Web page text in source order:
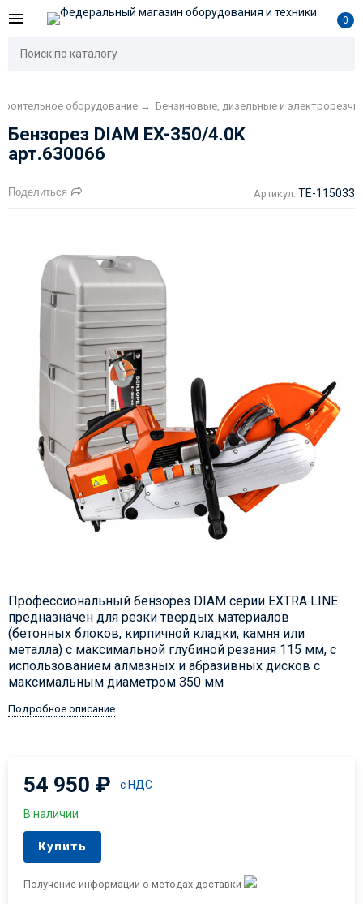
0
оборудование → Бензиновые, дизельные и
Бензорез DIAM EX-350/4.0K
арт.630066
Поделиться Артикул: TE-115033
​Профессиональный бензорез DIAM серии EXTRA LINE
предназначен для резки твердых материалов
(бетонных блоков, кирпичной кладки, камня или
металла) c максимальной глубиной резания 115 мм, с
использованием алмазных и абразивных дисков с
максимальным диаметром 350 мм
Подробное описание
54 950₽ с НДС
В наличии
Купить
Получение информации о методах доставки